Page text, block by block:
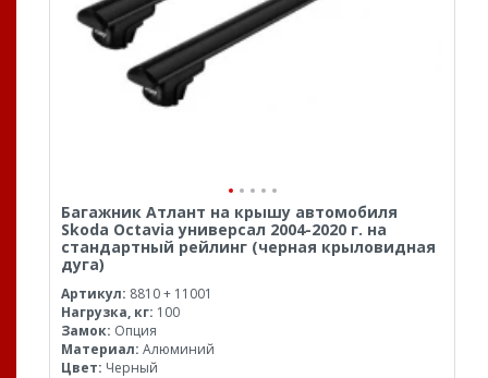
Багажник Атлант на крышу автомобиля
Skoda Octavia универсал 2004-2020 г. на
стандартный рейлинг (черная крыловидная
дуга)
Артикул: 8810 + 11001
Нагрузка, кг: 100
Замок: Опция
Материал: Алюминий
Цвет: Черный